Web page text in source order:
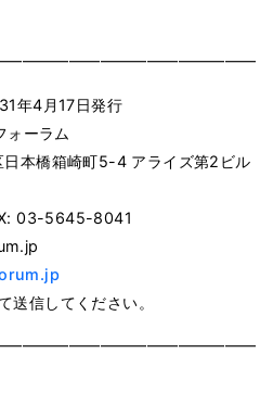
年4月17日発行
ォーラム
本橋箱崎町5-4 アライズ第2ビル
03-5645-8041
信してください。